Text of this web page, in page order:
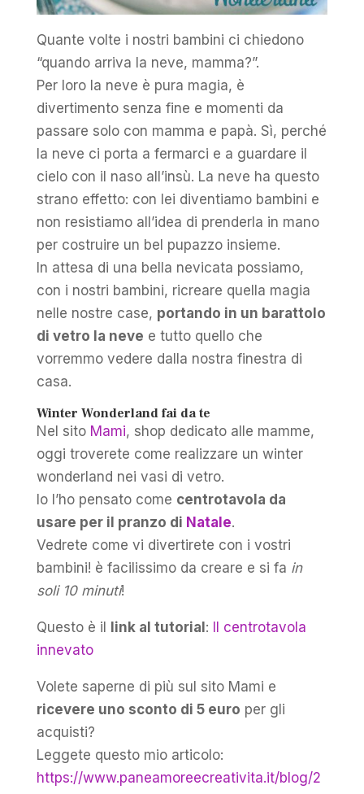
Quante volte i nostri bambini ci chiedono
“quando arriva la neve, mamma?”.
Per loro la neve è pura magia, è
divertimento senza fine e momenti da
passare solo con mamma e papà. Sì, perché
la neve ci porta a fermarci e a guardare il
cielo con il naso all’insù. La neve ha questo
strano effetto: con lei diventiamo bambini e
non resistiamo all’idea di prenderla in mano
per costruire un bel pupazzo insieme.
In attesa di una bella nevicata possiamo,
con i nostri bambini, ricreare quella magia
nelle nostre case, portando in un barattolo
di vetro la neve e tutto quello che
vorremmo vedere dalla nostra finestra di
casa.
Winter Wonderland fai da te
Nel sito Mami, shop dedicato alle mamme,
oggi troverete come realizzare un winter
wonderland nei vasi di vetro.
Io l’ho pensato come centrotavola da
usare per il pranzo di Natale.
Vedrete come vi divertirete con i vostri
bambini! è facilissimo da creare e si fa in
soli 10 minuti!
Questo è il link al tutorial: Il centrotavola
innevato
Volete saperne di più sul sito Mami e
ricevere uno sconto di 5 euro per gli
acquisti?
Leggete questo mio articolo:
https://www.paneamoreecreativita.it/blog/2